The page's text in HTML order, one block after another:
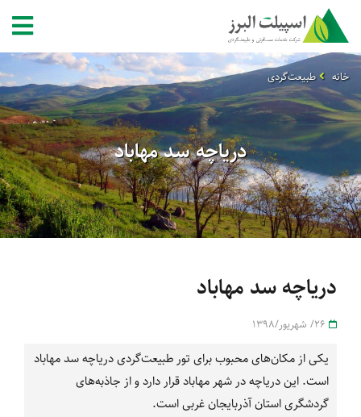
خانه طبیعت‌گردی
دریاچه سد مهاباد
دریاچه سد مهاباد
یکی از مکان‌های محبوب برای تور طبیعت‌گردی دریاچه سد مهاباد
است. این دریاچه در شهر مهاباد قرار دارد و از جاذبه‌های
گردشگری استان آذربایجان غربی است.